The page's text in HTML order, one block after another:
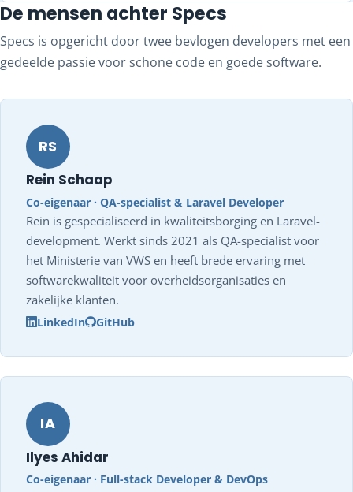
De mensen achter Specs
Specs is opgericht door twee bevlogen developers met een
gedeelde passie voor schone code en goede software.
RS
Rein Schaap
Co-eigenaar · QA-specialist & Laravel Developer
Rein is gespecialiseerd in kwaliteitsborging en Laravel-
development. Werkt sinds 2021 als QA-specialist voor
het Ministerie van VWS en heeft brede ervaring met
softwarekwaliteit voor overheidsorganisaties en
zakelijke klanten.
LinkedIn GitHub
IA
Ilyes Ahidar
Co-eigenaar · Full-stack Developer & DevOps